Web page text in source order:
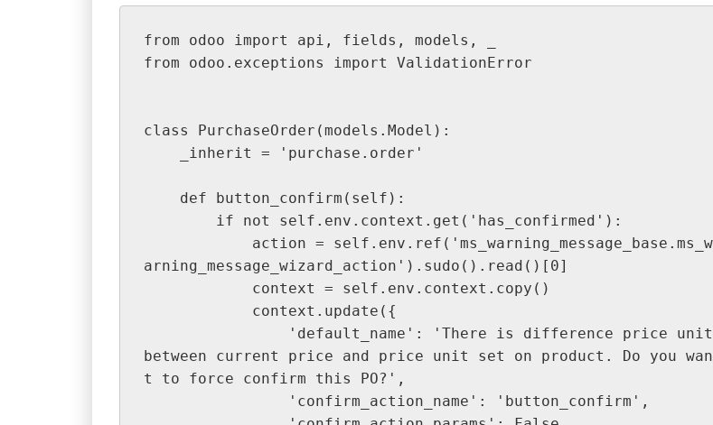
from odoo import api, fields, models, _
from odoo.exceptions import ValidationError
class PurchaseOrder(models.Model):
    _inherit = 'purchase.order'
    def button_confirm(self):
        if not self.env.context.get('has_confirmed'):
arning_message_wizard_action').sudo().read()[0]
            context = self.env.context.copy()
            context.update({
between current price and price unit set on product. Do you wan
t to force confirm this PO?',
                'confirm_action_name': 'button_confirm',